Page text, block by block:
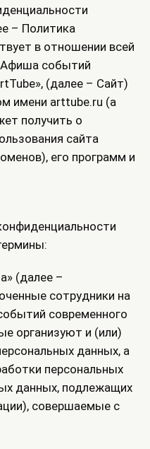
– Политика
в отношении всей
событий
(далее – Сайт)
имени arttube.ru (а
получить о
сайта
его программ и
(далее –
сотрудники на
современного
организуют и (или)
данных, а
персональных
данных, подлежащих
совершаемые с